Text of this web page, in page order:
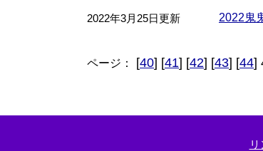
2022年3月25日更新 2022鬼
ページ： [40] [41] [42] [43] [44]